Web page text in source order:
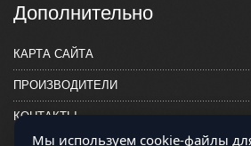
Дополнительно
КАРТА САЙТА
ПРОИЗВОДИТЕЛИ
КОНТАКТЫ
Мы используем cookie-файлы